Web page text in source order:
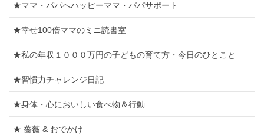
★ママ・パパへハッピーママ・パパサポート
★幸せ100倍ママのミニ読書室
★私の年収１０００万円の子どもの育て方・今日のひとこと
★習慣力チャレンジ日記
★身体・心においしい食べ物＆行動
★ 薔薇 & おでかけ